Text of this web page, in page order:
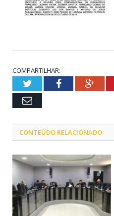
COMPARTILHAR:
TwitterFacebook
Email
CONTEÚDO RELACIONADO